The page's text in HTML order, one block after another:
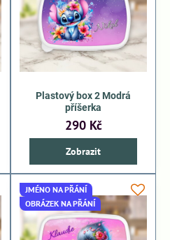
Plastový box 2 Modrá
příšerka
290 Kč
Zobrazit
JMÉNO NA PŘÁNÍ
OBRÁZEK NA PŘÁNÍ